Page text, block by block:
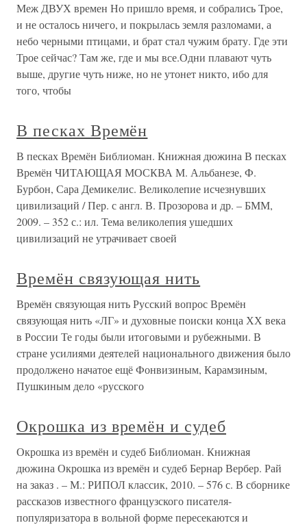
Меж ДВУХ времен Но пришло время, и собрались Трое,
и не осталось ничего, и покрылась земля разломами, а
небо черными птицами, и брат стал чужим брату. Где эти
Трое сейчас? Там же, где и мы все.Одни плавают чуть
выше, другие чуть ниже, но не утонет никто, ибо для
того, чтобы
В песках Времён
В песках Времён Библиоман. Книжная дюжина В песках
Времён ЧИТАЮЩАЯ МОСКВА М. Альбанезе, Ф.
Бурбон, Сара Демикелис. Великолепие исчезнувших
цивилизаций / Пер. с англ. В. Прозорова и др. – БММ,
2009. – 352 с.: ил. Тема великолепия ушедших
цивилизаций не утрачивает своей
Времён связующая нить
Времён связующая нить Русский вопрос Времён
связующая нить «ЛГ» и духовные поиски конца ХХ века
в России Те годы были итоговыми и рубежными. В
стране усилиями деятелей национального движения было
продолжено начатое ещё Фонвизиным, Карамзиным,
Пушкиным дело «русского
Окрошка из времён и судеб
Окрошка из времён и судеб Библиоман. Книжная
дюжина Окрошка из времён и судеб Бернар Вербер. Рай
на заказ . – М.: РИПОЛ классик, 2010. – 576 с. В сборнике
рассказов известного французского писателя-
популяризатора в вольной форме пересекаются и